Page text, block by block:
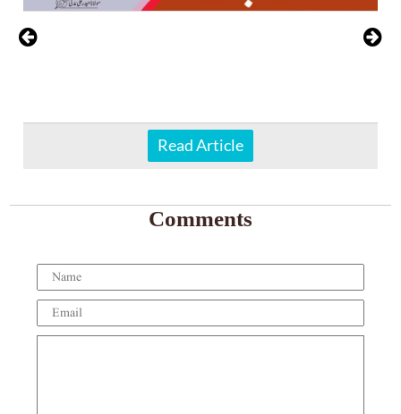
Read Article
Comments